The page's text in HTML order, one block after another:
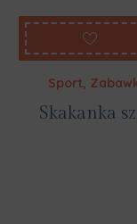
Sport,
Skakanka